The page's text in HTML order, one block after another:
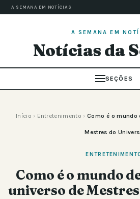
A SEMANA EM NOTÍCIAS
A SEMANA EM
Notícias da
SEÇÕES
Início › Entretenimento › Como é o mundo
Mestres do
Como é o mundo
universo de